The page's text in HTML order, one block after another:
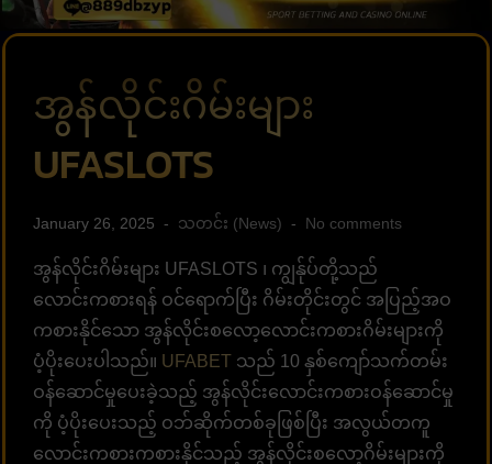
အွန်လိုင်းဂိမ်းများ
UFASLOTS
January 26, 2025 သတင်း (News) No comments
အွန်လိုင်းဂိမ်းများ UFASLOTS ၊ ကျွန်ုပ်တို့သည်
လောင်းကစားရန် ဝင်ရောက်ပြီး ဂိမ်းတိုင်းတွင် အပြည့်အဝ
ကစားနိုင်သော အွန်လိုင်းစလော့လောင်းကစားဂိမ်းများကို
ပံ့ပိုးပေးပါသည်။ UFABET သည် 10 နှစ်ကျော်သက်တမ်း
ဝန်ဆောင်မှုပေးခဲ့သည့် အွန်လိုင်းလောင်းကစားဝန်ဆောင်မှု
ကို ပံ့ပိုးပေးသည့် ဝဘ်ဆိုက်တစ်ခုဖြစ်ပြီး အလွယ်တကူ
လောင်းကစားကစားနိုင်သည့် အွန်လိုင်းစလော့ဂိမ်းများကို